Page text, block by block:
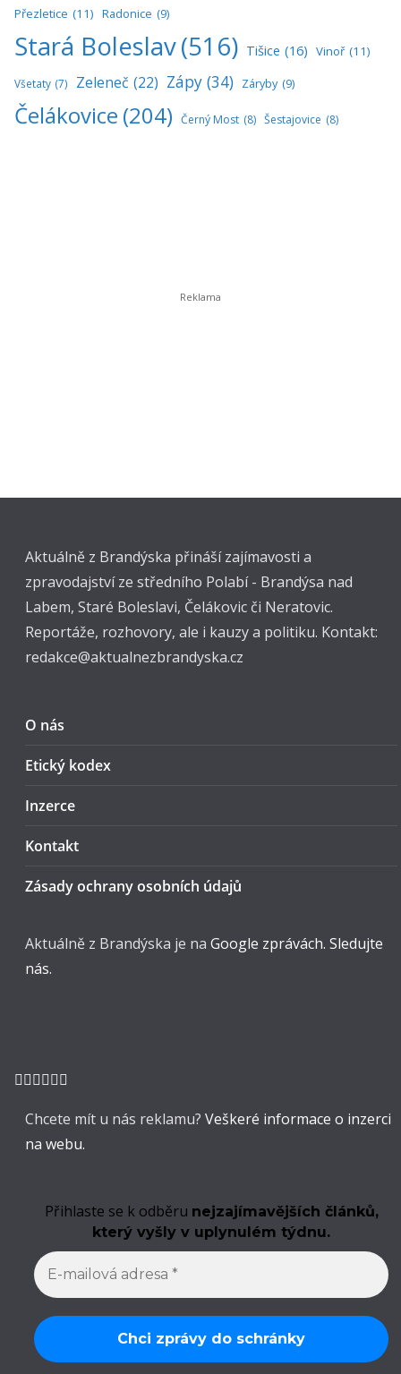
Přezletice (11) Radonice (9)
Stará Boleslav(516) Tišice (16) Vinoř (11)
Všetaty (7) Zeleneč (22) Zápy (34) Záryby (9)
Čelákovice (204) Černý Most (8) Šestajovice (8)
Aktuálně z Brandýska přináší zajímavosti a
zpravodajství ze středního Polabí - Brandýsa nad
Labem, Staré Boleslavi, Čelákovic či Neratovic.
Reportáže, rozhovory, ale i kauzy a politiku. Kontakt:
redakce@aktualnezbrandyska.cz
O nás
Etický kodex
Inzerce
Kontakt
Zásady ochrany osobních údajů
Aktuálně z Brandýska je na Google zprávách. Sledujte
nás.
Chcete mít u nás reklamu? Veškeré informace o inzerci
na webu.
Přihlaste se k odběru nejzajímavějších článků,
který vyšly v uplynulém týdnu.